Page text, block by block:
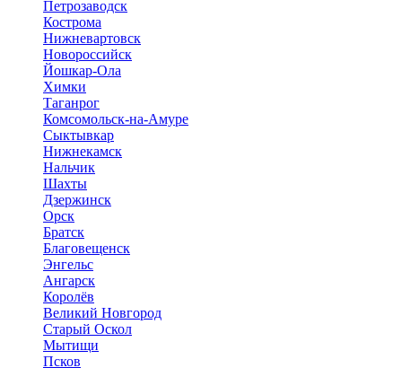
Петрозаводск
Кострома
Нижневартовск
Новороссийск
Йошкар-Ола
Химки
Таганрог
Комсомольск-на-Амуре
Сыктывкар
Нижнекамск
Нальчик
Шахты
Дзержинск
Орск
Братск
Благовещенск
Энгельс
Ангарск
Королёв
Великий Новгород
Старый Оскол
Мытищи
Псков